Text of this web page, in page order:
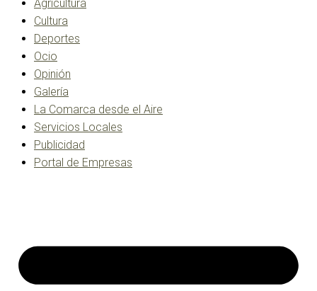
Agricultura
Cultura
Deportes
Ocio
Opinión
Galería
La Comarca desde el Aire
Servicios Locales
Publicidad
Portal de Empresas